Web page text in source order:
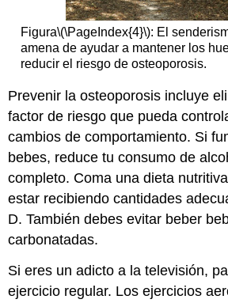
Figura\(\PageIndex{4}\): El
amena de ayudar a mantener los
reducir el riesgo de osteoporosis.
Prevenir la osteoporosis incluye
factor de riesgo que pueda
cambios de comportamiento. Si
bebes, reduce tu consumo de
completo. Coma una dieta
estar recibiendo cantidades
D. También debes evitar beber
carbonatadas.
Si eres un adicto a la televisión,
ejercicio regular. Los ejercicios